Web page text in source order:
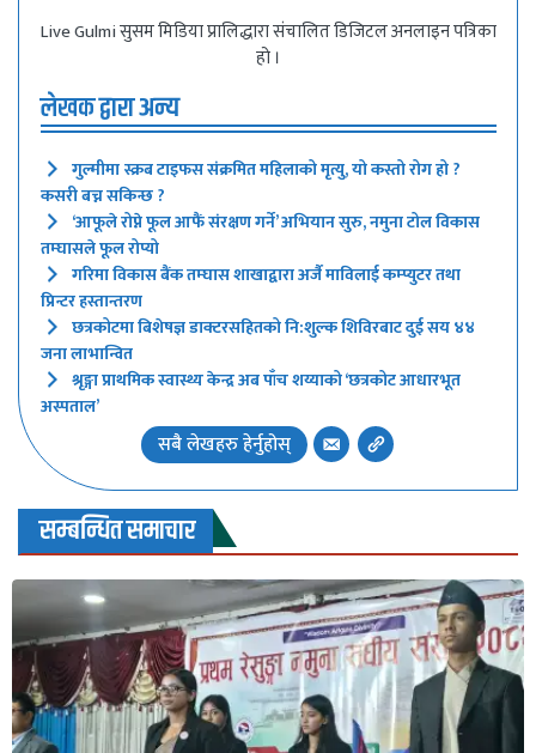
Live Gulmi सुसम मिडिया प्रालिद्धारा संचालित डिजिटल अनलाइन पत्रिका
हो ।
लेखक द्वारा अन्य
गुल्मीमा स्क्रब टाइफस संक्रमित महिलाको मृत्यु, यो कस्तो रोग हो ?
कसरी बच्न सकिन्छ ?
‘आफूले रोप्ने फूल आफैं संरक्षण गर्ने’ अभियान सुरु, नमुना टोल विकास
तम्घासले फूल रोप्यो
गरिमा विकास बैंक तम्घास शाखाद्वारा अर्जै माविलाई कम्प्युटर तथा
प्रिन्टर हस्तान्तरण
छत्रकोटमा बिशेषज्ञ डाक्टरसहितको नि:शुल्क शिविरबाट दुई सय ४४
जना लाभान्वित
श्रृङ्गा प्राथमिक स्वास्थ्य केन्द्र अब पाँच शय्याको ‘छत्रकोट आधारभूत
अस्पताल’
सबै लेखहरु हेर्नुहोस्
सम्बन्धित समाचार